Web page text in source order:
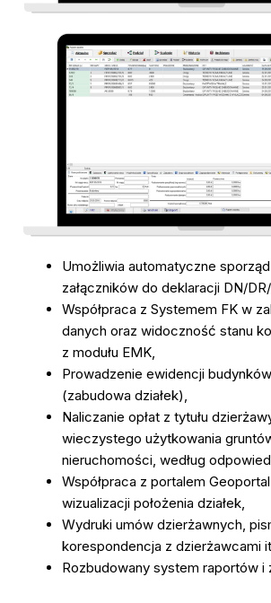
Umożliwia automatyczne
załączników do deklaracji DN/
Współpraca z Systemem FK w
danych oraz widoczność stanu
z modułu EMK,
Prowadzenie ewidencji
(zabudowa działek),
Naliczanie opłat z tytułu
wieczystego użytkowania
nieruchomości, według
Współpraca z portalem
wizualizacji położenia działek,
Wydruki umów dzierżawnych,
korespondencja z dzierżawcami
Rozbudowany system raportów i